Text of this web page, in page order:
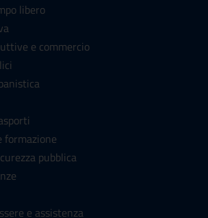
libero
e commercio
formazione
pubblica
e assistenza